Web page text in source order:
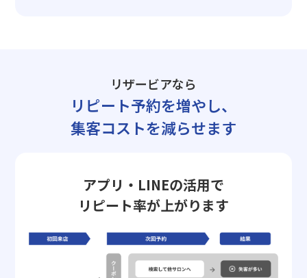
リザービアなら
リピート予約を増やし、
集客コストを減らせます
アプリ・LINEの活用で
リピート率が上がります